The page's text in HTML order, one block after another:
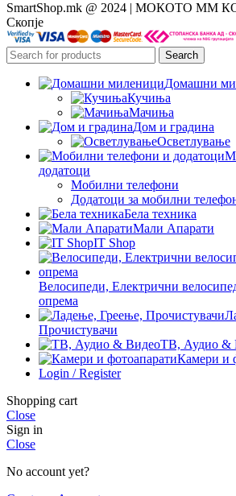
SmartShop.mk @ 2024 | МОКОТО ММ
Скопје
Search
Домашни
Кучиња
Мачиња
Дом и градина
Осветлување
додатоци
Мобилни телефони
Додатоци за мобилни
Бела техника
Мали Апарати
IT Shop
Велосипеди, Електрични
опрема
Прочистувачи
ТВ, Аудио &
Камери и
Login / Register
Shopping cart
Close
Sign in
Close
No account yet?